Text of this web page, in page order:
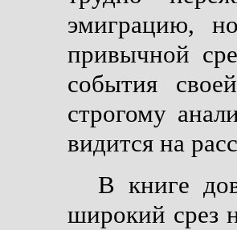
эмиграцию,
привычной
события
строгому
видится на
В книге
широкий срез